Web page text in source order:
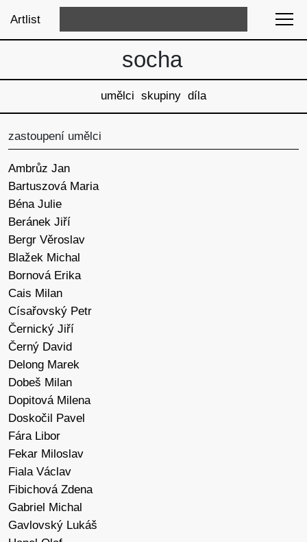
Artlist
socha
umělci skupiny díla
zastoupení umělci
Ambrůz Jan
Bartuszová Maria
Béna Julie
Beránek Jiří
Bergr Věroslav
Blažek Michal
Bornová Erika
Cais Milan
Císařovský Petr
Černický Jiří
Černý David
Delong Marek
Dobeš Milan
Dopitová Milena
Doskočil Pavel
Fára Libor
Fekar Miloslav
Fiala Václav
Fibichová Zdena
Gabriel Michal
Gavlovský Lukáš